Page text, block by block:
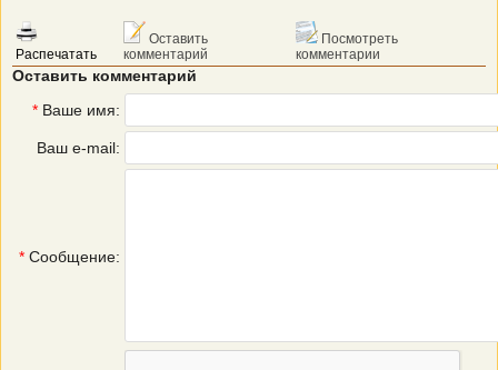
Распечатать
Оставить
комментарий
Посмотреть
комментарии
Оставить комментарий
* Ваше имя:
Ваш e-mail:
* Сообщение: